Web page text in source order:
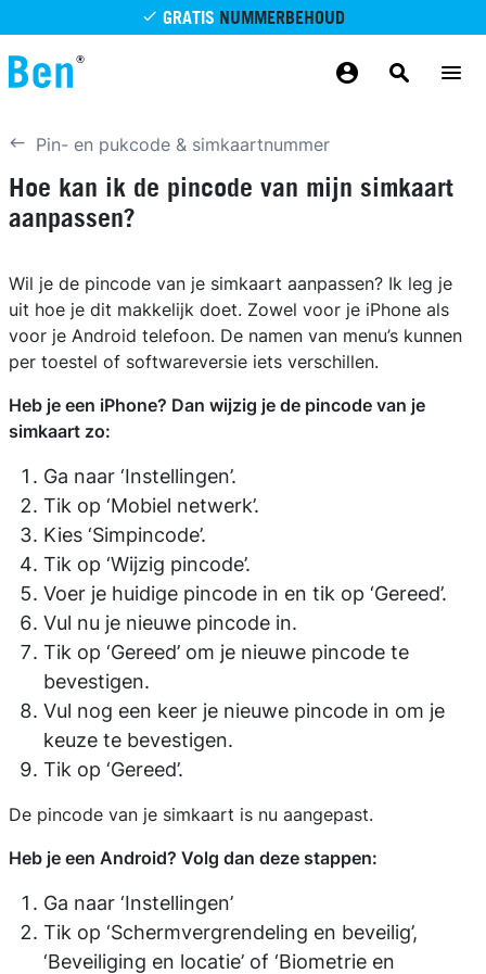
Overslaan en naar de inhoud gaan
GRATIS NUMMERBEHOUD
Pin- en pukcode & simkaartnummer
Hoe kan ik de pincode van mijn simkaart
aanpassen?
Wil je de pincode van je simkaart aanpassen? Ik leg je
uit hoe je dit makkelijk doet. Zowel voor je iPhone als
voor je Android telefoon. De namen van menu’s kunnen
per toestel of softwareversie iets verschillen.
Heb je een iPhone? Dan wijzig je de pincode van je
simkaart zo:
Ga naar ‘Instellingen’.
Tik op ‘Mobiel netwerk’.
Kies ‘Simpincode’.
Tik op ‘Wijzig pincode’.
Voer je huidige pincode in en tik op ‘Gereed’.
Vul nu je nieuwe pincode in.
Tik op ‘Gereed’ om je nieuwe pincode te
bevestigen.
Vul nog een keer je nieuwe pincode in om je
keuze te bevestigen.
Tik op ‘Gereed’.
De pincode van je simkaart is nu aangepast.
Heb je een Android? Volg dan deze stappen:
Ga naar ‘Instellingen’
Tik op ‘Schermvergrendeling en beveilig’,
‘Beveiliging en locatie’ of ‘Biometrie en